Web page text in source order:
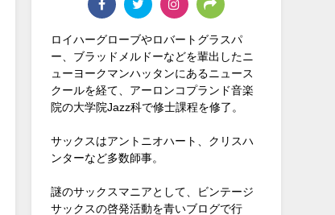
ロイハーグローブやロバートグラスパ
ー、ブラッドメルドーなどを輩出したニ
ューヨークマンハッタンにあるニュース
クールを経て、アーロンコプランド音楽
院の大学院Jazz科で修士課程を修了。
サックスはアントニオハート、クリスハ
ンターなど多数師事。
謎のサックスマニアとして、ビンテージ
サックスの啓発活動を青いブログで行